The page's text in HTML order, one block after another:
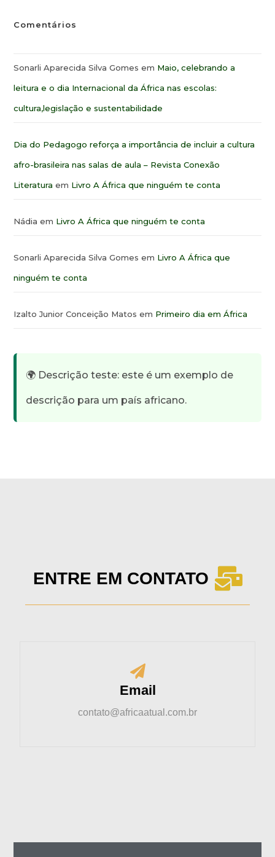
Comentários
Sonarli Aparecida Silva Gomes em Maio, celebrando a
leitura e o dia Internacional da África nas escolas:
cultura,legislação e sustentabilidade
Dia do Pedagogo reforça a importância de incluir a cultura
afro-brasileira nas salas de aula – Revista Conexão
Literatura em Livro A África que ninguém te conta
Nádia em Livro A África que ninguém te conta
Sonarli Aparecida Silva Gomes em Livro A África que
ninguém te conta
Izalto Junior Conceição Matos em Primeiro dia em África
🌍 Descrição teste: este é um exemplo de
descrição para um país africano.
ENTRE EM CONTATO
Email
contato@africaatual.com.br